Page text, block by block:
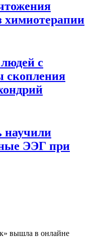
химиотерапии
с
скопления
научили
ЭЭГ при
вышла в онлайне